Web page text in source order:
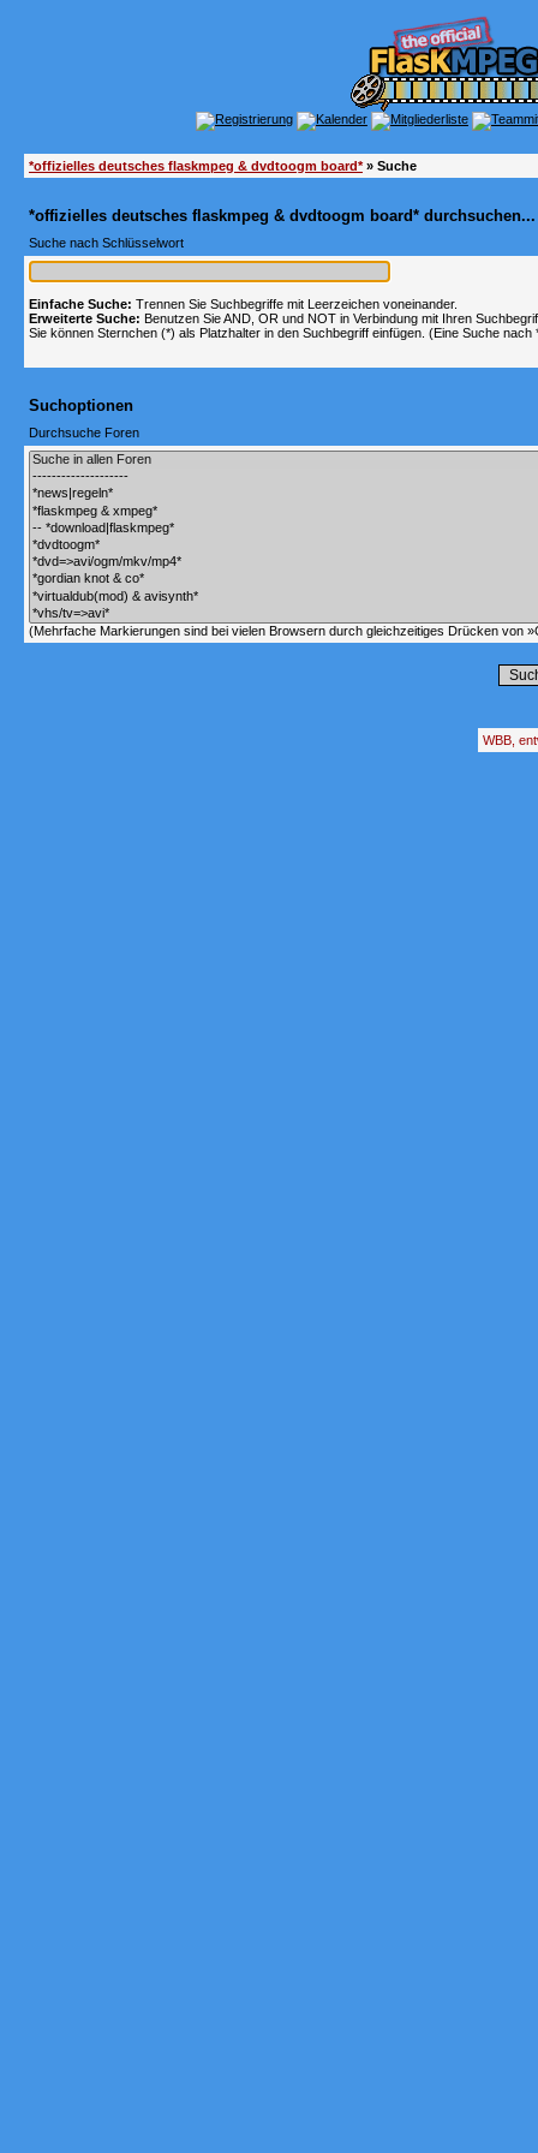
*offizielles deutsches flaskmpeg & dvdtoogm board*» Suche
*offizielles deutsches flaskmpeg & dvdtoogm board* durchsuchen...
Suche nach Schlüsselwort
Einfache Suche: Trennen Sie Suchbegriffe mit Leerzeichen voneinander.
Erweiterte Suche: Benutzen Sie AND, OR und NOT in Verbindung mit Ihren
Sie können Sternchen (*) als Platzhalter in den Suchbegriff einfügen. (Eine Suche
Suchoptionen
Durchsuche Foren
(Mehrfache Markierungen sind bei vielen Browsern durch gleichzeitiges Drücken von
WBB,